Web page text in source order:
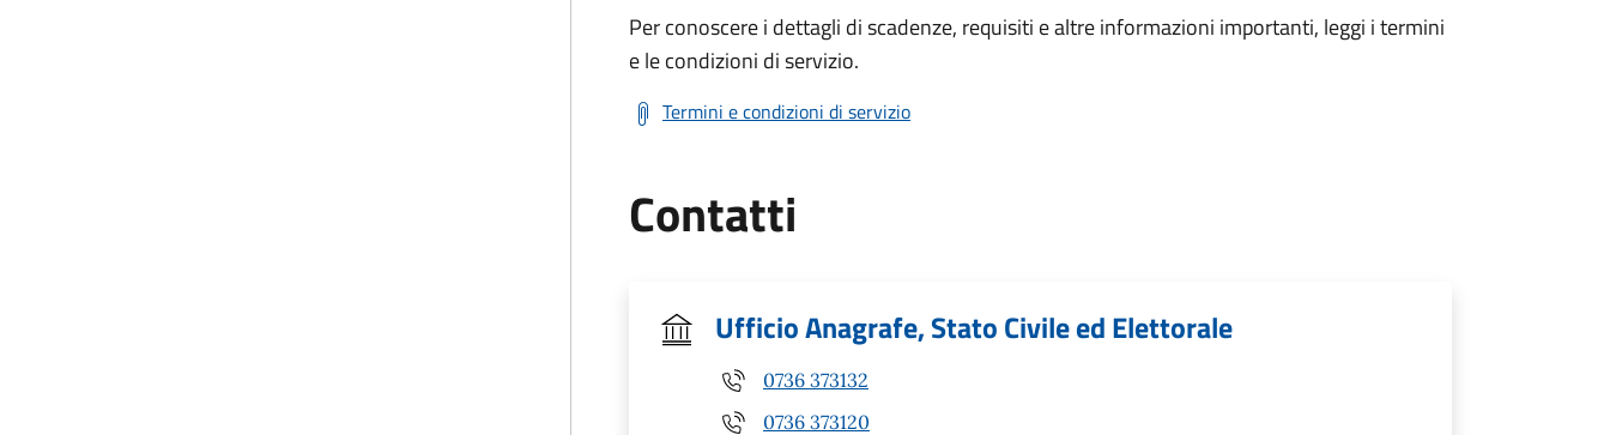
Per conoscere i dettagli di scadenze, requisiti e altre informazioni importanti, leggi i termini
e le condizioni di servizio.
Termini e condizioni di servizio
Contatti
Ufficio Anagrafe, Stato Civile ed Elettorale
0736 373132
0736 373120